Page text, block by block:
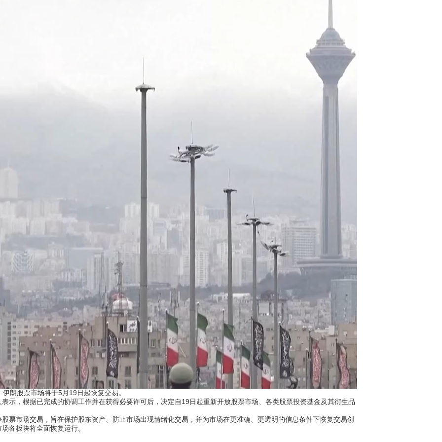
股票市场将于5月19日起恢复交易。
，根据已完成的协调工作并在获得必要许可后，决定自19日起重新开放股票市场、各类股票投资基金及其衍生品
市场交易，旨在保护股东资产、防止市场出现情绪化交易，并为市场在更准确、更透明的信息条件下恢复交易创
各板块将全面恢复运行。